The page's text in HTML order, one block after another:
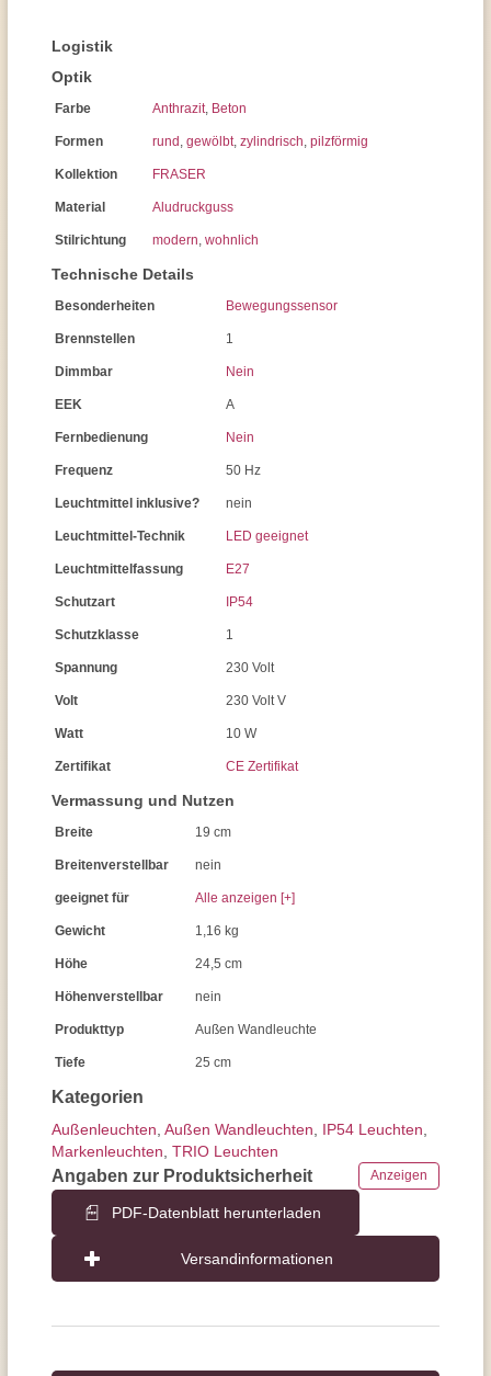
Kategorien
Außen­leuchten Außen Wandleuchten IP54 Leuchten
Markenleuchten TRIO Leuchten
Angaben zur Produktsicherheit Anzeigen
PDF-Datenblatt herunterladen
Versandinformationen
Logistik
Optik
Farbe Anthrazit, Beton
Formen rund , gewölbt, zylindrisch, pilzförmig
Kollektion FRASER
Material Aludruckguss
Stilrichtung modern, wohnlich
Technische Details
Besonderheiten Bewegungssensor
Brennstellen 1
Dimmbar Nein
EEK A
Fernbedienung Nein
Frequenz 50 Hz
Leuchtmittel inklusive? nein
Leuchtmittel-Technik LED geeignet
Leuchtmittelfassung E27
Schutzart IP54
Schutzklasse 1
Spannung 230 Volt
Volt 230 Volt V
Watt 10 W
Zertifikat CE Zertifikat
Vermassung und Nutzen
Breite 19 cm
Breitenverstellbar nein
geeignet für Alle anzeigen [+]
Gewicht 1,16 kg
Höhe 24,5 cm
Höhenverstellbar nein
Produkttyp Außen Wandleuchte
Tiefe 25 cm